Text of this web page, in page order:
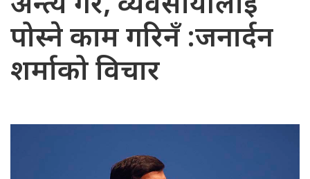
पोस्ने काम गरिनँ :जनार्दन
शर्माको विचार